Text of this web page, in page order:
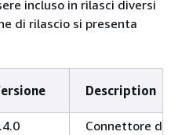
incluso in rilasci diversi
di rilascio si presenta
Description
Connettore di